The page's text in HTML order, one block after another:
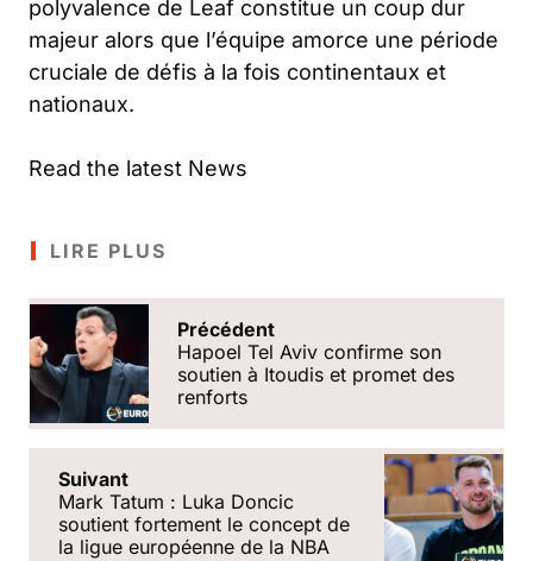
polyvalence de Leaf constitue un coup dur
majeur alors que l’équipe amorce une période
cruciale de défis à la fois continentaux et
nationaux.
Read the latest News
LIRE PLUS
Précédent
Hapoel Tel Aviv confirme son
soutien à Itoudis et promet des
renforts
Suivant
Mark Tatum : Luka Doncic
soutient fortement le concept de
la ligue européenne de la NBA